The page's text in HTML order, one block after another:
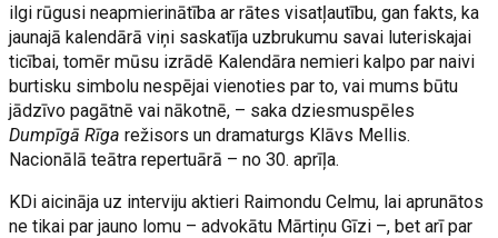
ilgi rūgusi neapmierinātība ar rātes visatļautību, gan fakts, ka
jaunajā kalendārā viņi saskatīja uzbrukumu savai luteriskajai
ticībai, tomēr mūsu izrādē Kalendāra nemieri kalpo par naivi
burtisku simbolu nespējai vienoties par to, vai mums būtu
jādzīvo pagātnē vai nākotnē, – saka dziesmuspēles
Dumpīgā Rīga režisors un dramaturgs Klāvs Mellis.
Nacionālā teātra repertuārā – no 30. aprīļa.
KDi aicināja uz interviju aktieri Raimondu Celmu, lai aprunātos
ne tikai par jauno lomu – advokātu Mārtiņu Gīzi –, bet arī par